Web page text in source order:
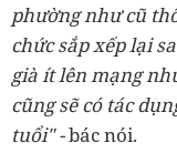
phường như cũ
chức sắp xếp lại
già ít lên mạng
cũng sẽ có tác
tuổi" -bác nói.